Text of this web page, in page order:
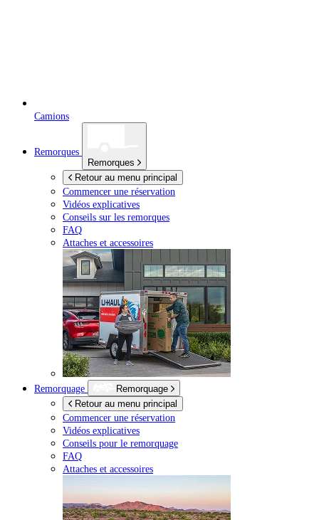
Camions
Remorques
Remorques
Retour au menu principal
Commencer une réservation
Vidéos explicatives
Conseils sur les remorques
FAQ
Attaches et accessoires
Remorquage
Remorquage
Retour au menu principal
Commencer une réservation
Vidéos explicatives
Conseils pour le remorquage
FAQ
Attaches et accessoires